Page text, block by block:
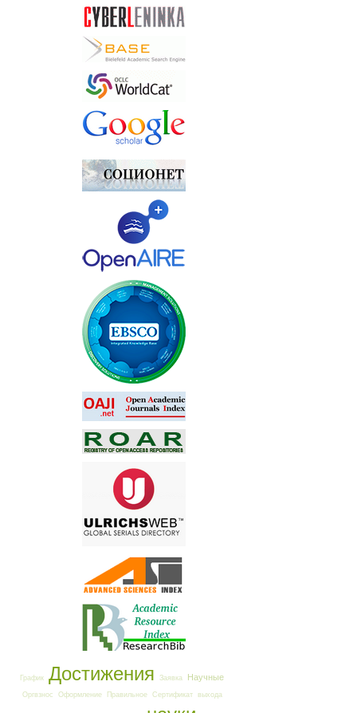
График Достижения Заявка Научные
Оргвзнос Оформление Правильное Сертификат выхода